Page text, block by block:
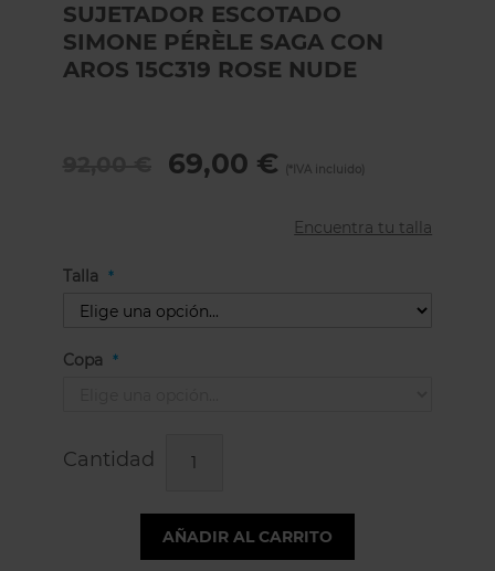
SUJETADOR ESCOTADO
SIMONE PÉRÈLE SAGA CON
AROS 15C319 ROSE NUDE
69,00 €
Encuentra tu talla
Talla
Copa
Cantidad
AÑADIR AL CARRITO
images
gallery